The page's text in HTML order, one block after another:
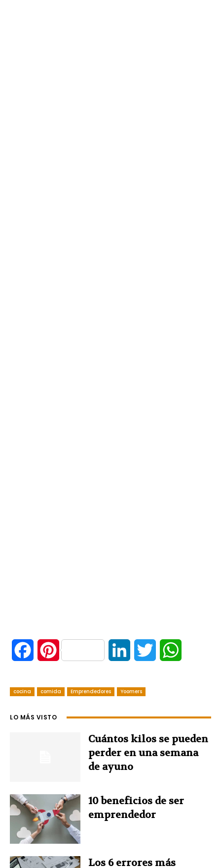
c
e
P
n
s
t
n
k
e
d
n
t
t
e
t
s
A
p
cocina comida Emprendedores Yoomers
LO MÁS VISTO
Cuántos kilos se pueden
perder en una semana
de ayuno
10 beneficios de ser
emprendedor
Los 6 errores más